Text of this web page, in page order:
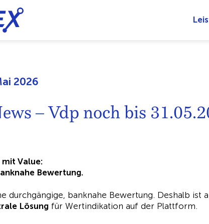
2026
– Vdp noch bis
Value:
Bewertung.
durchgängige, banknahe Bewertung. Deshalb ist
Lösung für Wertindikation auf der Plattform.